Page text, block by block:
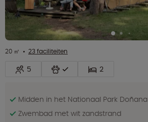
20 ㎡ 23 faciliteiten
5 2
Midden in het Nationaal Park Doñana
Zwembad met wit zandstrand